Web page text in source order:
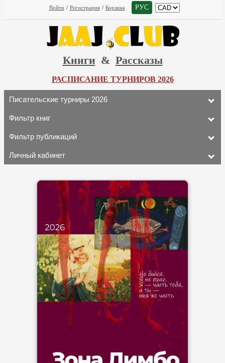
Войти / Регистрация / Корзина РУС
Книги & Рассказы
РАСПИСАНИЕ ТУРНИРОВ 2026
Писательские турниры 2026
Фильтр книг
Фильтр публикаций
Личный кабинет